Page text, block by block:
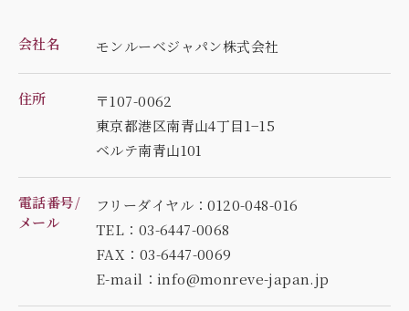
会社名 モンルーベジャパン株式会社
住所
〒107-0062
東京都港区南青山4丁目1−15
ベルテ南青山101
電話番号/
メール
フリーダイヤル：0120-048-016
TEL：03-6447-0068
FAX：03-6447-0069
E-mail：info@monreve-japan.jp